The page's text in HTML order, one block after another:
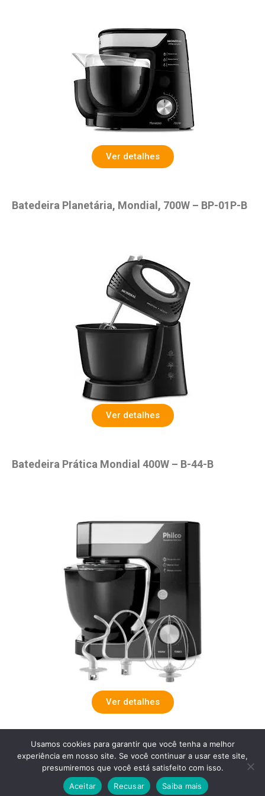
Ver detalhes
Batedeira Planetária, Mondial, 700W – BP-01P-B
Ver detalhes
Batedeira Prática Mondial 400W – B-44-B
Ver detalhes
Batedeira Planetária Philco PBP90A 5l 12
velocidades 900w
Usamos cookies para garantir que você tenha a melhor
experiência em nosso site. Se você continuar a usar este site,
presumiremos que você está satisfeito com isso.
Aceitar
Recusar Saiba mais